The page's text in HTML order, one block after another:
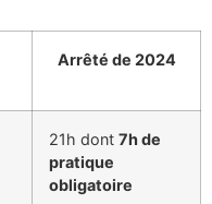
Arrêté de 2024
21h dont 7h de
pratique
obligatoire